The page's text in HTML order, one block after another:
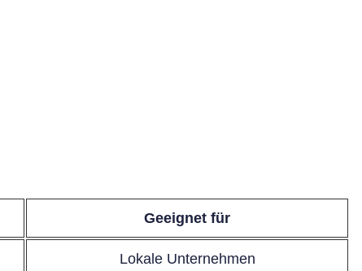
Geeignet für
Lokale Unternehmen